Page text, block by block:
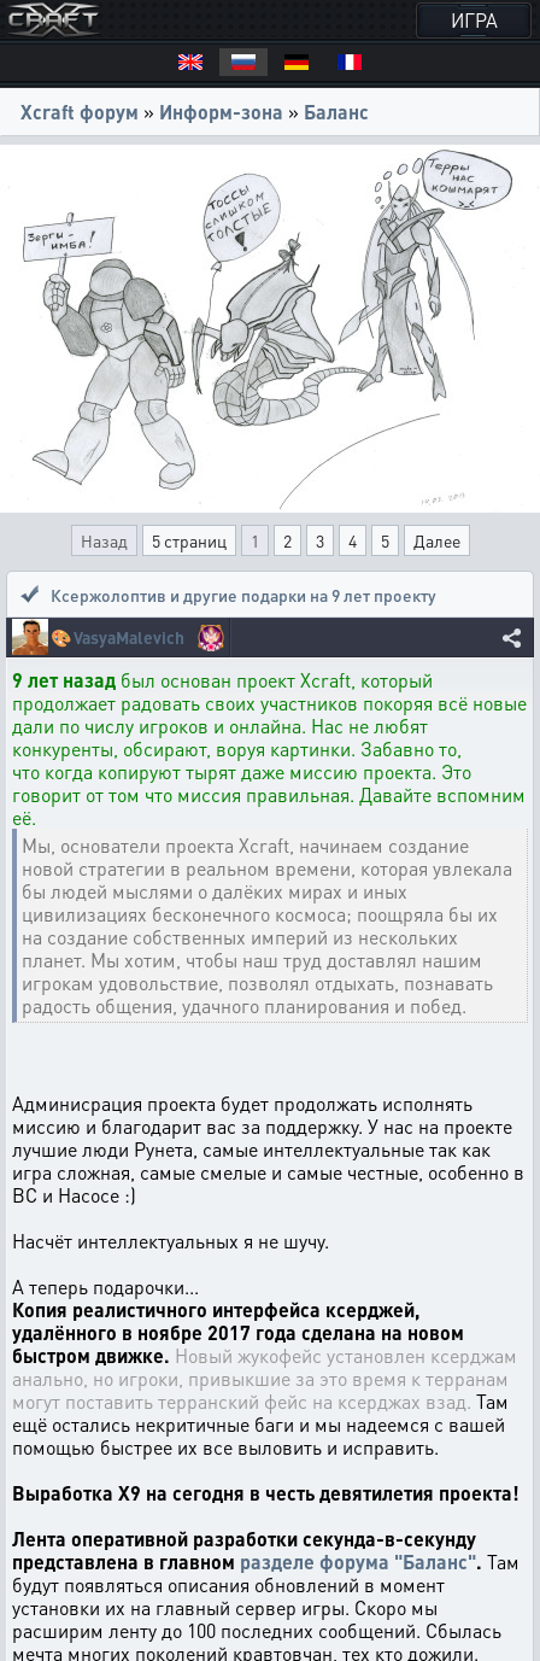
ИГРА
Xcraft форум » Информ-зона » Баланс
Назад 5 страниц 1 2 3 4 5 Далее
Ксержолоптив и другие подарки на 9 лет проекту
🎨VasyaMalevich
9 лет назад был основан проект Xcraft, который
продолжает радовать своих участников покоряя всё новые
дали по числу игроков и онлайна. Нас не любят
конкуренты, обсирают, воруя картинки. Забавно то,
что когда копируют тырят даже миссию проекта. Это
говорит от том что миссия правильная. Давайте вспомним
её.
Мы, основатели проекта Xcraft, начинаем создание
новой стратегии в реальном времени, которая увлекала
бы людей мыслями о далёких мирах и иных
цивилизациях бесконечного космоса; поощряла бы их
на создание собственных империй из нескольких
планет. Мы хотим, чтобы наш труд доставлял нашим
игрокам удовольствие, позволял отдыхать, познавать
радость общения, удачного планирования и побед.
Админисрация проекта будет продолжать исполнять
миссию и благодарит вас за поддержку. У нас на проекте
лучшие люди Рунета, самые интеллектуальные так как
игра сложная, самые смелые и самые честные, особенно в
ВС и Насосе :)
Насчёт интеллектуальных я не шучу.
А теперь подарочки...
Копия реалистичного интерфейса ксерджей,
удалённого в ноябре 2017 года сделана на новом
быстром движке. Новый жукофейс установлен ксерджам
анально, но игроки, привыкшие за это время к терранам
могут поставить терранский фейс на ксерджах взад. Там
ещё остались некритичные баги и мы надеемся с вашей
помощью быстрее их все выловить и исправить.
Выработка Х9 на сегодня в честь девятилетия проекта!
Лента оперативной разработки секунда-в-секунду
представлена в главном разделе форума "Баланс". Там
будут появляться описания обновлений в момент
установки их на главный сервер игры. Скоро мы
расширим ленту до 100 последних сообщений. Сбылась
мечта многих поколений кравтовчан, тех кто дожили.